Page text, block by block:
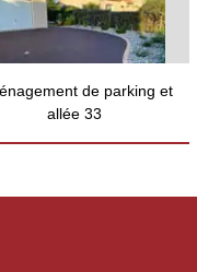
de parking et
allée 33